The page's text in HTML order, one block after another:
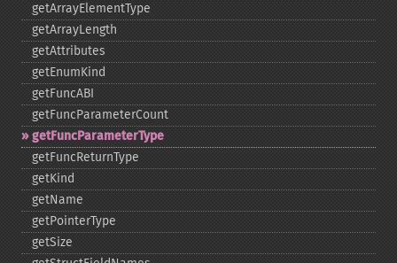
getArrayElementType
getArrayLength
getAttributes
getEnumKind
getFuncABI
getFuncParameterCount
getFuncParameterType
getFuncReturnType
getKind
getName
getPointerType
getSize